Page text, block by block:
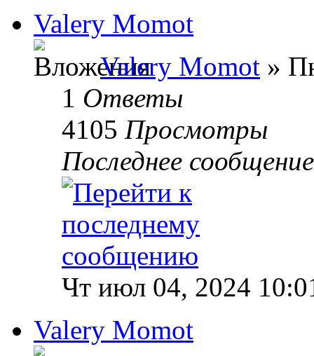
Valery Momot
Valery Momot »
1 Ответы
4105 Просмотры
Последнее
Чт июл 04, 2024
Valery Momot